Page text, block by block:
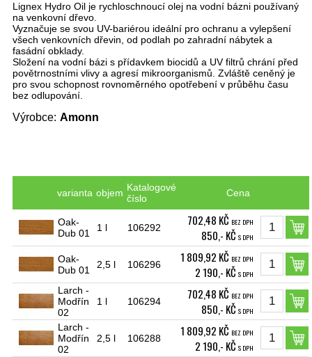
Lignex Hydro Oil je rychloschnoucí olej na vodní bázni používaný
na venkovní dřevo.
Vyznačuje se svou UV-bariérou ideální pro ochranu a vylepšení
všech venkovních dřevin, od podlah po zahradní nábytek a
fasádní obklady.
Složení na vodní bázi s přídavkem biocidů a UV filtrů chrání před
povětrnostními vlivy a agresí mikroorganismů. Zvláště ceněný je
pro svou schopnost rovnoměrného opotřebení v průběhu času
bez odlupování.
Výrobce: Amonn
varianta objem Katalogové
číslo
Cena
Oak-
Dub 01
1 l 106292 702,48 KČ BEZ DPH
850,- KČ S DPH
Oak-
Dub 01
2,5 l 106296 1 809,92 KČ BEZ DPH
2 190,- KČ S DPH
Larch -
Modřín
02
1 l 106294 702,48 KČ BEZ DPH
850,- KČ S DPH
Larch -
Modřín
02
2,5 l 106288 1 809,92 KČ BEZ DPH
2 190,- KČ S DPH